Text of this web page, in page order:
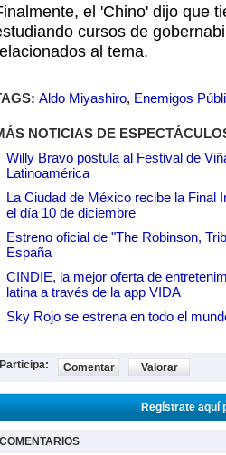
el 'Chino' dijo que
cursos de
al tema.
Aldo Miyashiro, Enemigos
NOTICIAS DE
Willy Bravo postula al Festival de
Latinoamérica
La Ciudad de México recibe la Final
el día 10 de diciembre
Estreno oficial de "The Robinson,
España
CINDIE, la mejor oferta de
latina a través de la app VIDA
Sky Rojo se estrena en todo el
Participa: Comentar Valorar
Regístrate aquí
COMENTARIOS